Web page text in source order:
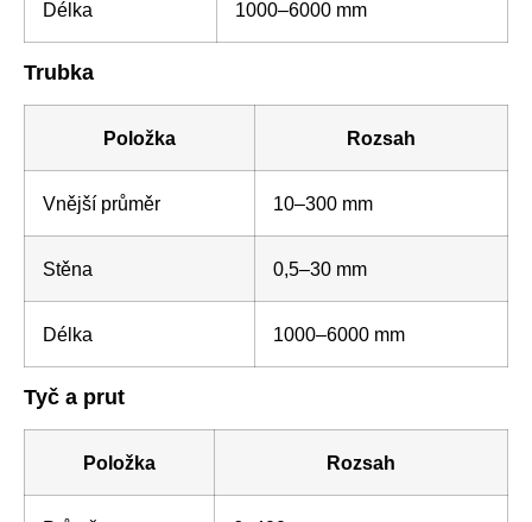
Délka 1000–6000 mm
Trubka
Položka Rozsah
Vnější průměr 10–300 mm
Stěna 0,5–30 mm
Délka 1000–6000 mm
Tyč a prut
Položka Rozsah